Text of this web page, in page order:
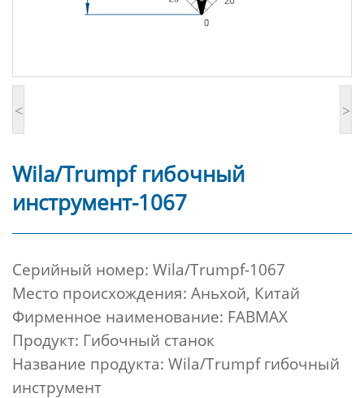
< >
Wila/Trumpf гибочный
инструмент-1067
Cерийный номер: Wila/Trumpf-1067
Место происхождения: Аньхой, Китай
Фирменное наименование: FABMAX
Продукт: Гибочный станок
Название продукта: Wila/Trumpf гибочный
инструмент